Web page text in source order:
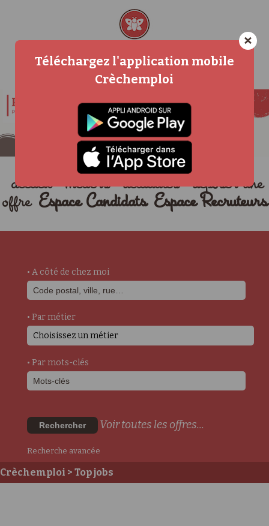
accueil métiers actualités
déposer une
offre Espace Candidats Espace Recruteurs
• A côté de chez moi
• Par métier
Choisissez un métier
• Par mots-clés
Rechercher Voir toutes les offres...
Recherche avancée
Crèchemploi > Top jobs
×
Téléchargez l'application mobile
Crèchemploi